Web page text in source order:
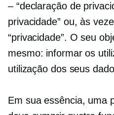
– “declaração de
privacidade” ou, às
“privacidade”. O seu
mesmo: informar os
utilização dos seus
Em sua essência, uma